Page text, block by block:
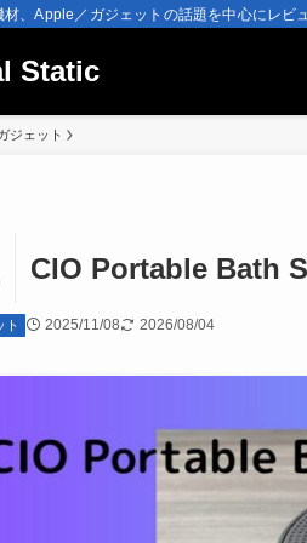
材、Apple／ガジェットの話題を中心にレビ
Static
ジェット
CIO Portable Bath
ト 2025/11/08 2026/08/04